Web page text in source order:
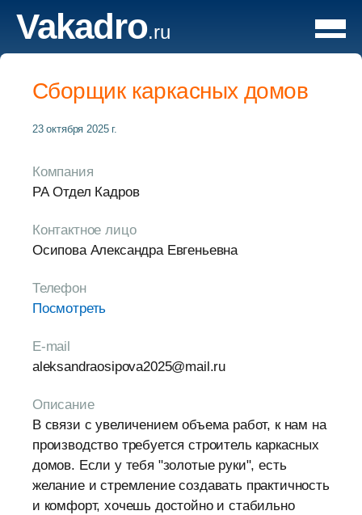
Vakadro.ru
Сборщик каркасных домов
23 октября 2025 г.
Компания
РА Отдел Кадров
Контактное лицо
Осипова Александра Евгеньевна
Телефон
Посмотреть
E-mail
aleksandraosipova2025@mail.ru
Описание
В связи с увеличением объема работ, к нам на
производство требуется строитель каркасных
домов. Если у тебя "золотые руки", есть
желание и стремление создавать практичность
и комфорт, хочешь достойно и стабильно